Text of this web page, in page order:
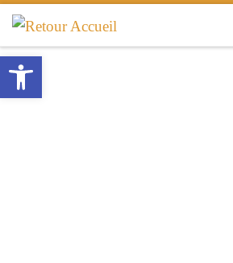
Passer au contenu
Ouvrir la barre d’outils